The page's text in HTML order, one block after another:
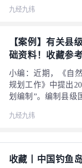
改12宗。近日，自
全问题。2020年7
国农村乱占耕地建
“零容忍”的态度，
九经九纬
【案例】有关县
础资料！收藏参
小编：近期，《自
规划工作》中提出
划编制”。编制县级
规划基础资料收集
况及相关政策进行
集
九经九纬
收藏丨中国钓鱼